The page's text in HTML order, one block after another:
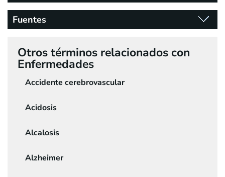
Fuentes
Otros términos relacionados con
Enfermedades
Accidente cerebrovascular
Acidosis
Alcalosis
Alzheimer